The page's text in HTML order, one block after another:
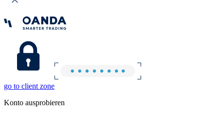
go to client zone
Konto ausprobieren